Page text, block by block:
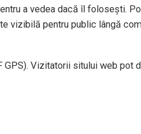
a vedea dacă îl folosești.
vizibilă pentru public lângă
Vizitatorii sitului web pot